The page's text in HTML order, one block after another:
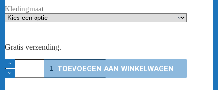
Kledingmaat
Gratis verzending.
FZ
FORZA
BLASTER
TOEVOEGEN AAN WINKELWAGEN